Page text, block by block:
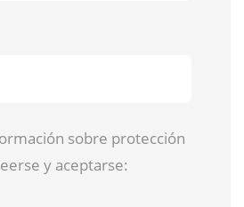
sobre protección
y aceptarse: